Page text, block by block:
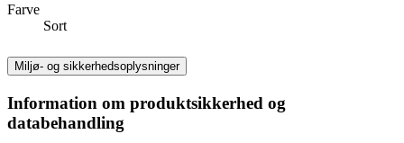
Farve
Sort
Miljø- og sikkerhedsoplysninger
Information om produktsikkerhed og
databehandling